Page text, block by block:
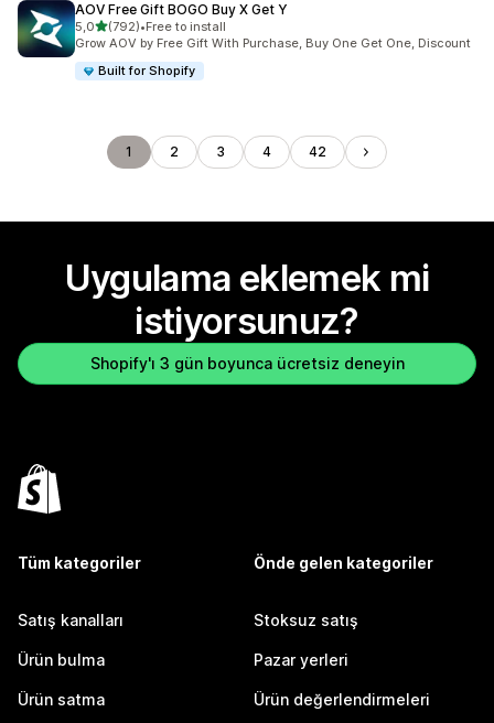
AOV Free Gift BOGO Buy X Get Y
5,05 yıldız üzerinden
(792)
toplam 792 değerlendirme
•Free to install
Grow AOV by Free Gift With Purchase, Buy One Get One, Discount
Built for Shopify
1 2 3 4 42
Uygulama eklemek mi
istiyorsunuz?
Shopify'ı 3 gün boyunca ücretsiz deneyin
Tüm kategoriler
Satış kanalları
Ürün bulma
Ürün satma
Önde gelen kategoriler
Stoksuz satış
Pazar yerleri
Ürün değerlendirmeleri